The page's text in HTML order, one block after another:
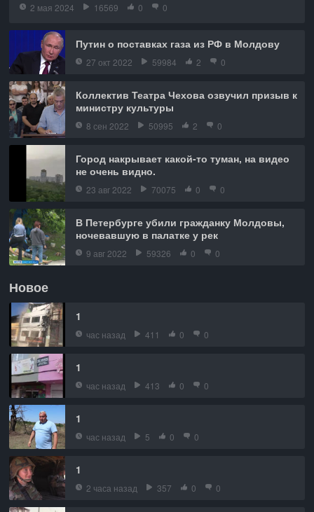
2 мая 2024 16569 0 0
Путин о поставках газа из РФ в Молдову
27 окт 2022 59984 2 0
Коллектив Театра Чехова озвучил призыв к
министру культуры
8 сен 2022 50995 2 0
Город накрывает какой-то туман, на видео
не очень видно.
23 авг 2022 70075 0 0
В Петербурге убили гражданку Молдовы,
ночевавшую в палатке у рек
9 авг 2022 59326 0 0
Новое
1
час назад 411 0 0
1
час назад 413 0 0
1
час назад 5 0 0
1
2 часа назад 357 0 0